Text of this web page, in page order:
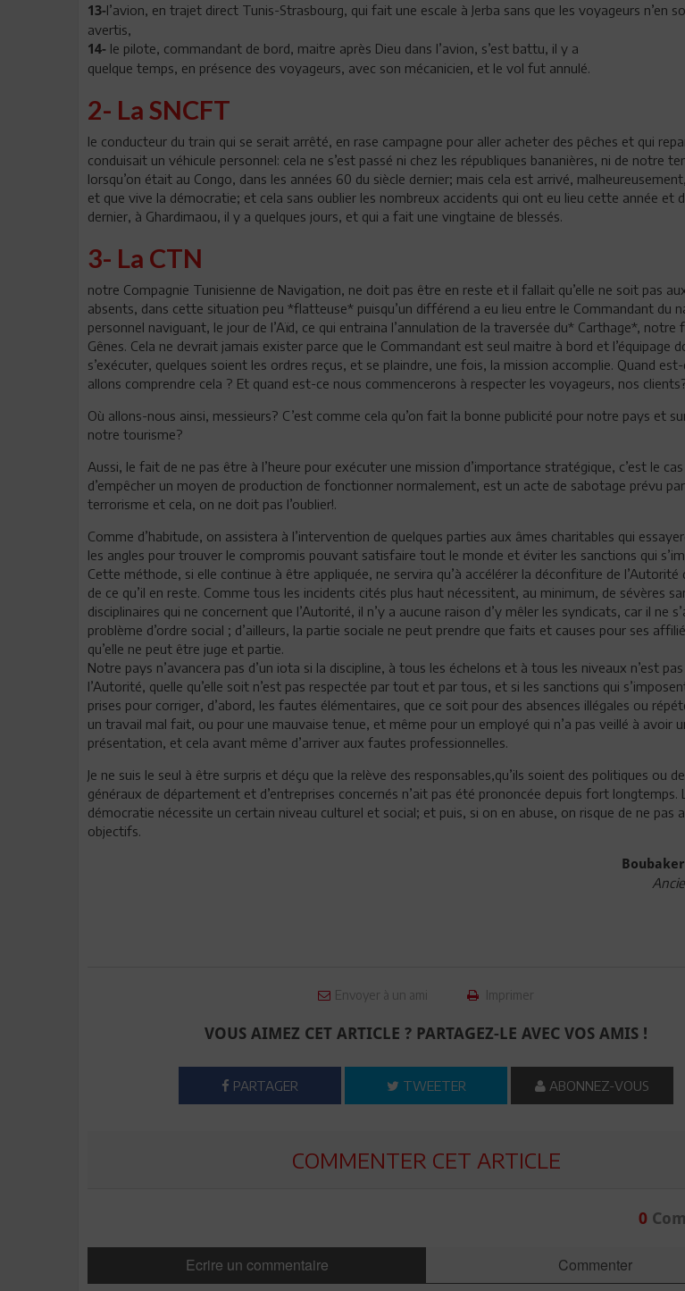
13-l’avion, en trajet direct Tunis-Strasbourg, qui fait une escale à Jerba sans que les voyageurs n’en
avertis,
14- le pilote, commandant de bord, maitre après Dieu dans l’avion, s’est battu, il y a
quelque temps, en présence des voyageurs, avec son mécanicien, et le vol fut annulé.
2- La SNCFT
le conducteur du train qui se serait arrêté, en rase campagne pour aller acheter des pêches et qui
conduisait un véhicule personnel: cela ne s’est passé ni chez les républiques bananières, ni de notre
lorsqu’on était au Congo, dans les années 60 du siècle dernier; mais cela est arrivé,
et que vive la démocratie; et cela sans oublier les nombreux accidents qui ont eu lieu cette année et
dernier, à Ghardimaou, il y a quelques jours, et qui a fait une vingtaine de blessés.
3- La CTN
notre Compagnie Tunisienne de Navigation, ne doit pas être en reste et il fallait qu’elle ne soit pas
absents, dans cette situation peu *flatteuse* puisqu’un différend a eu lieu entre le Commandant du
personnel naviguant, le jour de l’Aïd, ce qui entraina l’annulation de la traversée du* Carthage*, notre
Gênes. Cela ne devrait jamais exister parce que le Commandant est seul maitre à bord et l’équipage
s’exécuter, quelques soient les ordres reçus, et se plaindre, une fois, la mission accomplie. Quand
allons comprendre cela ? Et quand est-ce nous commencerons à respecter les voyageurs, nos
Où allons-nous ainsi, messieurs? C’est comme cela qu’on fait la bonne publicité pour notre pays et
notre tourisme?
Aussi, le fait de ne pas être à l’heure pour exécuter une mission d’importance stratégique, c’est le
d’empêcher un moyen de production de fonctionner normalement, est un acte de sabotage prévu
terrorisme et cela, on ne doit pas l’oublier!.
Comme d’habitude, on assistera à l’intervention de quelques parties aux âmes charitables qui
les angles pour trouver le compromis pouvant satisfaire tout le monde et éviter les sanctions qui
Cette méthode, si elle continue à être appliquée, ne servira qu’à accélérer la déconfiture de l’Autorité
de ce qu’il en reste. Comme tous les incidents cités plus haut nécessitent, au minimum, de sévères
disciplinaires qui ne concernent que l’Autorité, il n’y a aucune raison d’y mêler les syndicats, car il ne
problème d’ordre social ; d’ailleurs, la partie sociale ne peut prendre que faits et causes pour ses
qu’elle ne peut être juge et partie.
Notre pays n’avancera pas d’un iota si la discipline, à tous les échelons et à tous les niveaux n’est
l’Autorité, quelle qu’elle soit n’est pas respectée par tout et par tous, et si les sanctions qui
prises pour corriger, d’abord, les fautes élémentaires, que ce soit pour des absences illégales ou
un travail mal fait, ou pour une mauvaise tenue, et même pour un employé qui n’a pas veillé à avoir
présentation, et cela avant même d’arriver aux fautes professionnelles.
Je ne suis le seul à être surpris et déçu que la relève des responsables,qu’ils soient des politiques ou
généraux de département et d’entreprises concernés n’ait pas été prononcée depuis fort longtemps.
démocratie nécessite un certain niveau culturel et social; et puis, si on en abuse, on risque de ne pas
objectifs.
Envoyer à un ami Imprimer
VOUS AIMEZ CET ARTICLE ? PARTAGEZ-LE AVEC VOS AMIS !
PARTAGER TWEETER ABONNEZ-VOUS
COMMENTER CET ARTICLE
0
Ecrire un commentaire Commenter